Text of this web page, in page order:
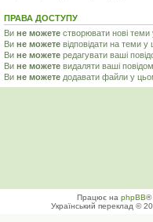
ПРАВА ДОСТУПУ
Ви не можете створювати нові
Ви не можете відповідати на теми
Ви не можете редагувати ваші
Ви не можете видаляти ваші
Ви не можете додавати файли у
Працює на phpBB®
Український переклад ©